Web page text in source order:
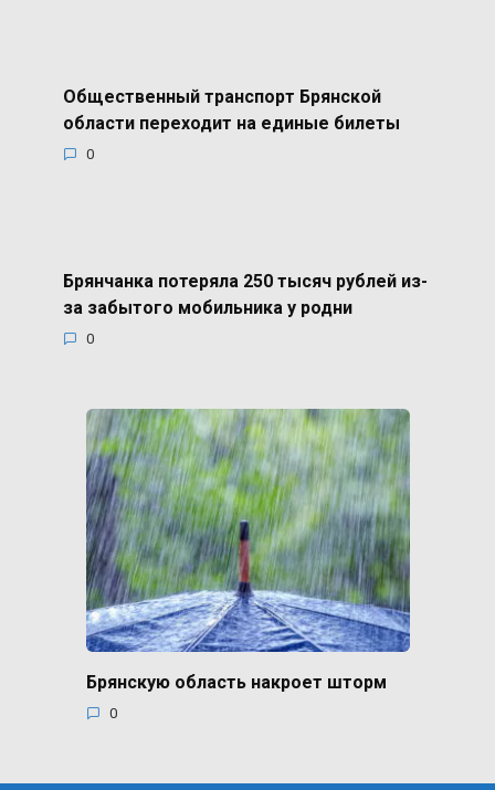
Общественный транспорт Брянской
области переходит на единые билеты
0
Брянчанка потеряла 250 тысяч рублей из-
за забытого мобильника у родни
0
Брянскую область накроет шторм
0